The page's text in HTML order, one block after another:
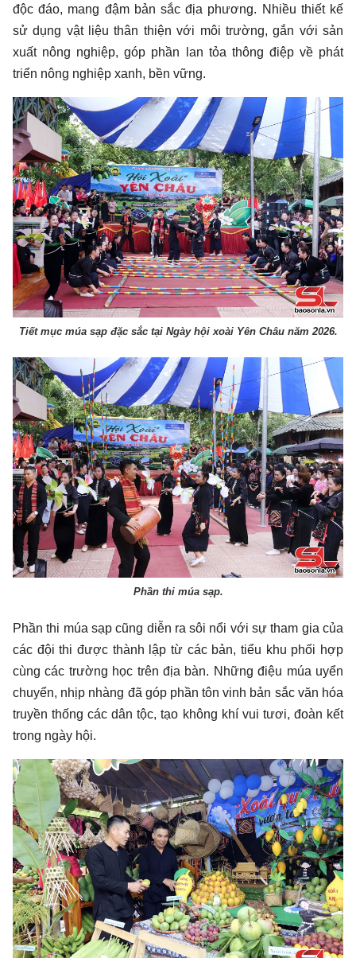
độc đáo, mang đậm bản sắc địa phương. Nhiều thiết kế
sử dụng vật liệu thân thiện với môi trường, gắn với sản
xuất nông nghiệp, góp phần lan tỏa thông điệp về phát
triển nông nghiệp xanh, bền vững.
Tiết mục múa sạp đặc sắc tại Ngày hội xoài Yên Châu năm 2026.
Phần thi múa sạp.
Phần thi múa sạp cũng diễn ra sôi nổi với sự tham gia của
các đội thi được thành lập từ các bản, tiểu khu phối hợp
cùng các trường học trên địa bàn. Những điệu múa uyển
chuyển, nhịp nhàng đã góp phần tôn vinh bản sắc văn hóa
truyền thống các dân tộc, tạo không khí vui tươi, đoàn kết
trong ngày hội.